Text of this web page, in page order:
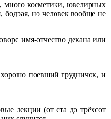
много косметики, ювелирных
бодрая, но человек вообще не
имя-отчество декана или
хорошо поевший грудничок, и
лекции (от ста до трёхсот